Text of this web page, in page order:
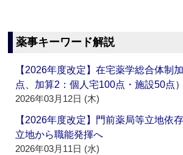
薬事キーワード解説
【2026年度改定】在宅薬学総合体制
点、加算2：個人宅100点・施設50点
2026年03月12日 (木)
【2026年度改定】門前薬局等立地依
立地から職能発揮へ
2026年03月11日 (水)